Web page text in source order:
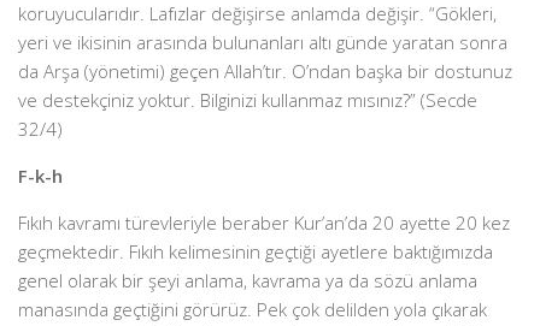
koruyucularıdır. Lafızlar değişirse anlamda değişir. “Gökleri,
yeri ve ikisinin arasında bulunanları altı günde yaratan sonra
da Arşa (yönetimi) geçen Allah’tır. O’ndan başka bir dostunuz
ve destekçiniz yoktur. Bilginizi kullanmaz mısınız?” (Secde
32/4)
F-k-h
Fıkıh kavramı türevleriyle beraber Kur’an’da 20 ayette 20 kez
geçmektedir. Fıkıh kelimesinin geçtiği ayetlere baktığımızda
genel olarak bir şeyi anlama, kavrama ya da sözü anlama
manasında geçtiğini görürüz. Pek çok delilden yola çıkarak